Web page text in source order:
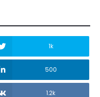
1k
500
1.2k